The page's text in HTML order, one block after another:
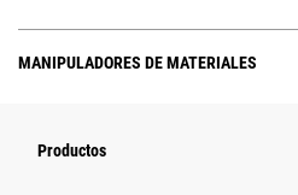
MANIPULADORES DE MATERIALES
Productos